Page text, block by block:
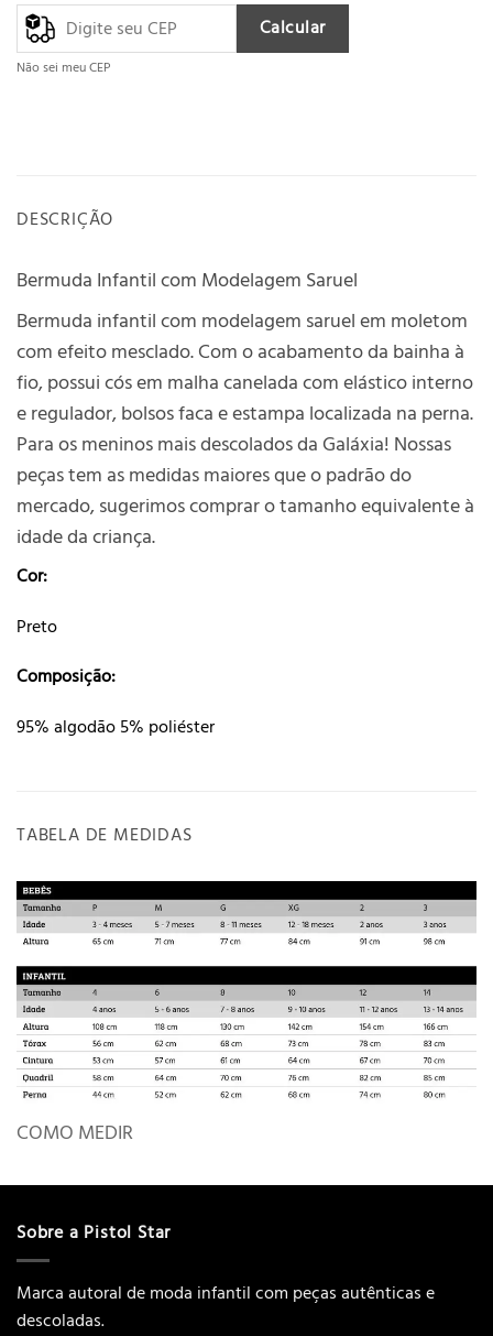
Calcular
Não sei meu CEP
DESCRIÇÃO
Bermuda Infantil com Modelagem Saruel
Bermuda infantil com modelagem saruel em moletom
com efeito mesclado. Com o acabamento da bainha à
fio, possui cós em malha canelada com elástico interno
e regulador, bolsos faca e estampa localizada na perna.
Para os meninos mais descolados da Galáxia! Nossas
peças tem as medidas maiores que o padrão do
mercado, sugerimos comprar o tamanho equivalente à
idade da criança.
Cor:
Preto
Composição:
95% algodão 5% poliéster
TABELA DE MEDIDAS
COMO MEDIR
Sobre a Pistol Star
Marca autoral de moda infantil com peças autênticas e
descoladas.